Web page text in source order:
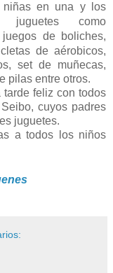
niñas en una y los
juguetes como
de boliches,
de aérobicos,
set de muñecas,
pilas entre otros.
tarde feliz con todos
cuyos padres
juguetes.
a todos los niños